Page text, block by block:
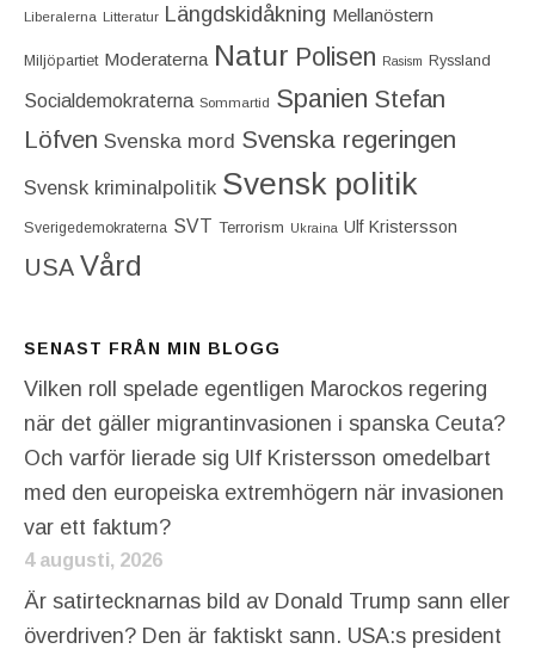
Liberalerna Litteratur Längdskidåkning Mellanöstern
Miljöpartiet Moderaterna Natur Polisen Rasism Ryssland
Socialdemokraterna Sommartid Spanien Stefan
Löfven Svenska mord Svenska regeringen
Svensk kriminalpolitik Svensk politik
Sverigedemokraterna SVT Terrorism Ukraina Ulf Kristersson
USA Vård
SENAST FRÅN MIN BLOGG
Vilken roll spelade egentligen Marockos regering
när det gäller migrantinvasionen i spanska Ceuta?
Och varför lierade sig Ulf Kristersson omedelbart
med den europeiska extremhögern när invasionen
var ett faktum?
4 augusti, 2026
Är satirtecknarnas bild av Donald Trump sann eller
överdriven? Den är faktiskt sann. USA:s president